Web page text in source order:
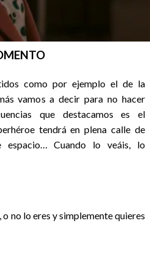
como por ejemplo el de la
vamos a decir para no hacer
que destacamos es el
tendrá en plena calle de
espacio… Cuando lo veáis, lo
no lo eres y simplemente quieres